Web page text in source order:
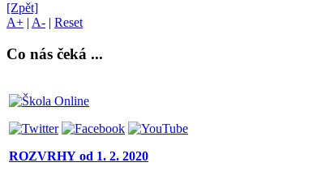
[Zpět]
A+ | A- | Reset
Co nás čeká ...
ROZVRHY od 1. 2. 2020